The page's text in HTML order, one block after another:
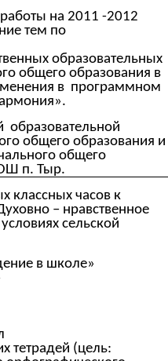
на 2011 -2012
тем по
образовательных
общего образования в
в программном
образовательной
общего образования и
общего
п. Тыр.
классных часов к
– нравственное
сельской
в школе»
тетрадей (цель: